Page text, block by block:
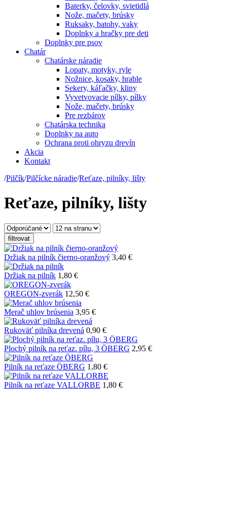
Baterky, čelovky, svietidlá
Nože, mačety, brúsky
Ruksaky, batohy, vaky
Doplnky a hračky pre deti
Doplnky pre psov
Chatár
Chatárske náradie
Lopaty, motyky, ryle
Nožnice, kosaky, hrable
Sekery, káľačky, kliny
Vyvetvovacie pílky, pílky
Nože, mačety, brúsky
Pre rezbárov
Chatárska technika
Doplnky na auto
Ochrana proti ohryzu drevín
Akcia
Kontakt
/Pilčík/Pilčícke náradie/Reťaze, pilníky, lišty
Reťaze, pilníky, lišty
filtrovat
Držiak na pilník čierno-oranžový 3,40 €
Držiak na pilník 1,80 €
OREGON-zverák 12,50 €
Merač uhlov brúsenia 3,95 €
Rukoväť pilníka drevená 0,90 €
Plochý pilník na reťaz. pílu, 3 ÖBERG 2,95 €
Pilník na reťaze ÖBERG 1,80 €
Pilník na reťaze VALLORBE 1,80 €